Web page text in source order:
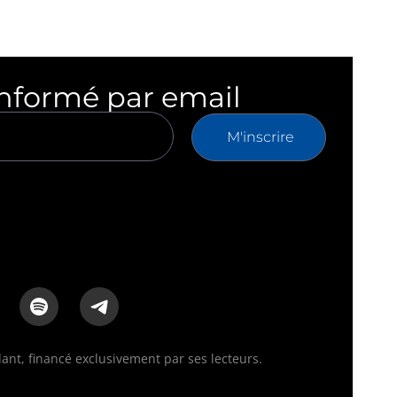
par email
M'inscrire
financé exclusivement par ses lecteurs.